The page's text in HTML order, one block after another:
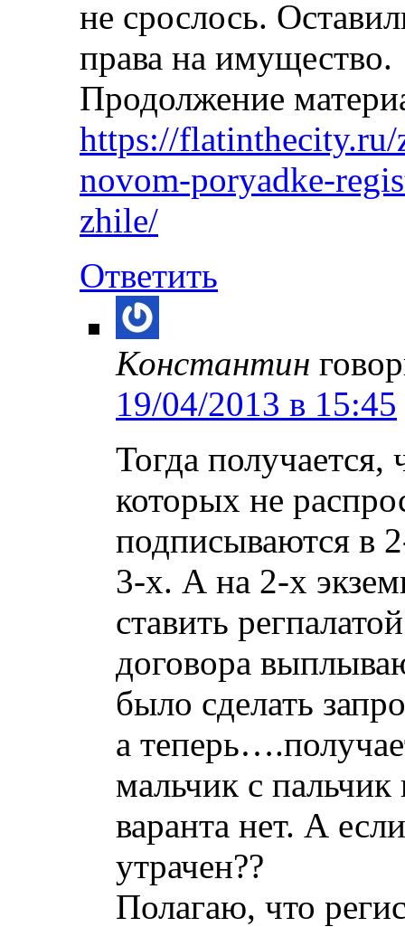
не срослось.
права на имущество.
Продолжение
https://
novom-poryadke-
zhile/
Ответить
Константин
19/04/2013 в 15:45
Тогда
которых не
подписываются в
3-х. А на 2-х
ставить
договора
было сделать
а
мальчик с
варанта нет. А
утрачен??
Полагаю, что